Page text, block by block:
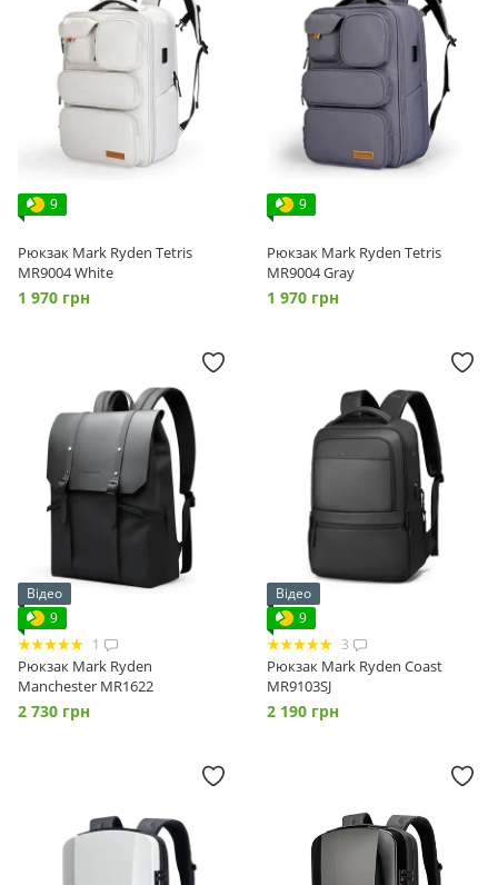
9
Рюкзак Mark Ryden Tetris
MR9004 White
1 970 грн
9
Рюкзак Mark Ryden Tetris
MR9004 Gray
1 970 грн
Відео
9
1
Рюкзак Mark Ryden
Manchester MR1622
2 730 грн
Відео
9
3
Рюкзак Mark Ryden Coast
MR9103SJ
2 190 грн